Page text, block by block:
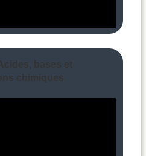
bases et
chimiques